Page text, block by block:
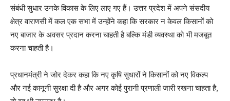
संबंधी सुधार उनके विकास के लिए लाए गए हैं। उत्तर प्रदेश में अपने संसदीय
क्षेत्र वाराणसी में कल एक सभा में उन्होंने कहा कि सरकार न केवल किसानों को
नए बाजार के अवसर प्रदान करना चाहती है बल्कि मंडी व्यवस्था को भी मजबूत
करना चाहती है।
प्रधानमंत्री ने जोर देकर कहा कि नए कृषि सुधारों ने किसानों को नए विकल्प
और नई कानूनी सुरक्षा दी है और अगर कोई पुरानी प्रणाली जारी रखना चाहता है,